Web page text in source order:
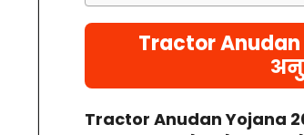
Tractor Anudan
Tractor Anudan Yojana